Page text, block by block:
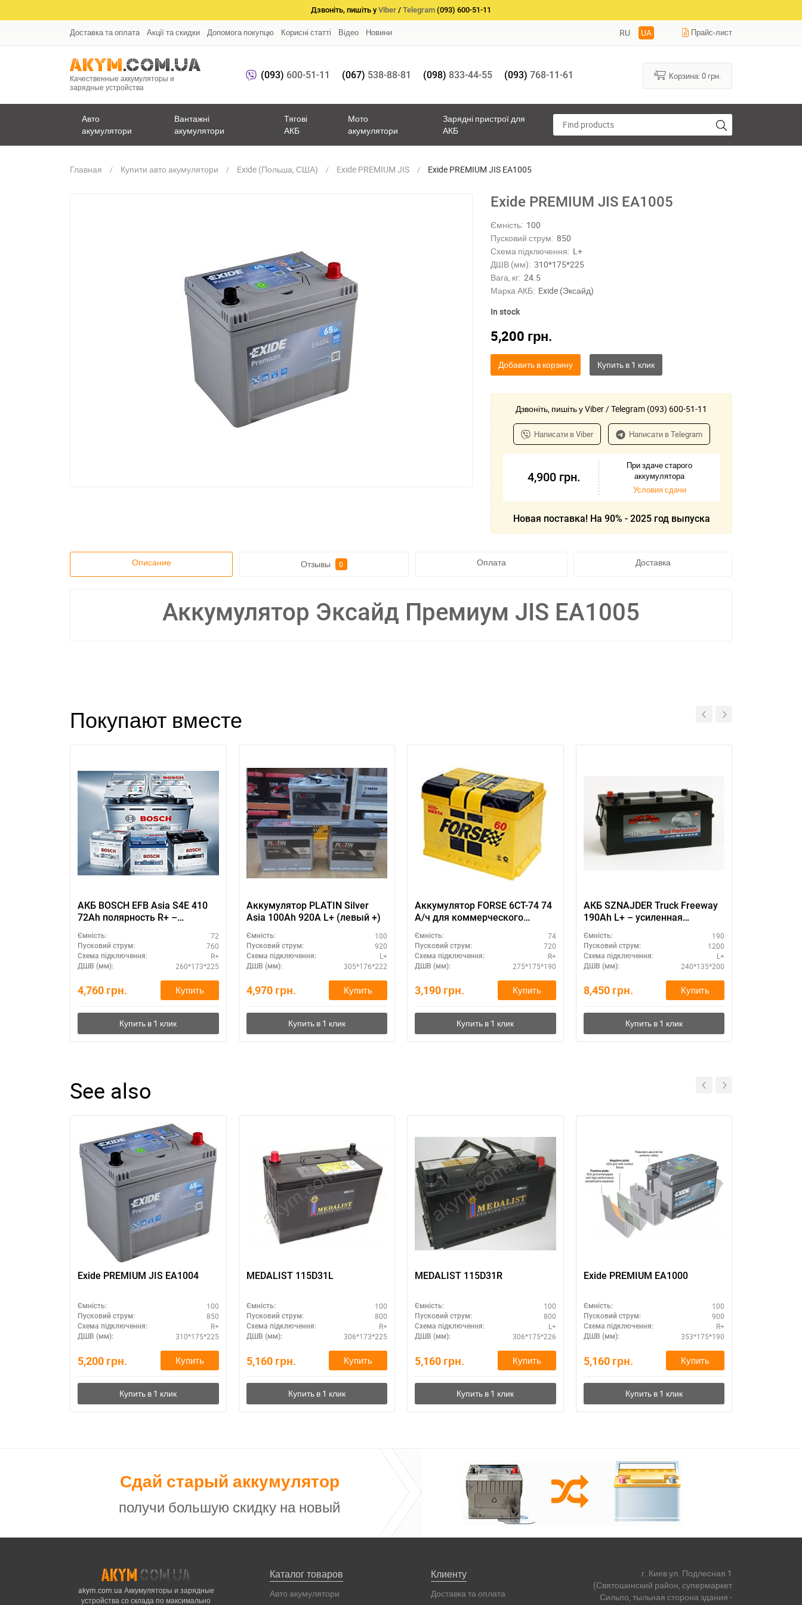
Дзвоніть, пишіть у Viber / Telegram (093) 600-51-11
Доставка та оплата Акції та скидки Допомога покупцю Корисні статті Відео Новини RU UA Прайс-лист
Качественные аккумуляторы и
зарядные устройства
(093) 600-51-11 (067) 538-88-81 (098) 833-44-55 (093) 768-11-61 Корзина:0 грн.
Авто
акумулятори
Вантажні
акумулятори
Тягові
АКБ
Мото
акумулятори
Зарядні пристрої для
АКБ
Главная Купити авто акумулятори Exide (Польша, США) Exide PREMIUM JIS Exide PREMIUM JIS EA1005
Exide PREMIUM JIS EA1005
Ємність: 100
Пусковий струм: 850
Схема підключення: L+
ДШВ (мм): 310*175*225
Вага, кг: 24.5
Марка АКБ: Exide (Эксайд)
In stock
5,200 грн.
Добавить в корзину
Дзвоніть, пишіть у Viber / Telegram (093) 600-51-11
Написати в Viber Написати в Telegram
4,900 грн.
При здаче старого
аккумулятора
Условия сдачи
Новая поставка! На 90% - 2025 год выпуска
Описание Отзывы 0 Оплата Доставка
Аккумулятор Эксайд Премиум JIS EA1005
Покупают вместе
АКБ BOSCH EFB Asia S4E 410
72Ah полярность R+ –
Ємність: 72
Пусковий струм: 760
Схема підключення: R+
ДШВ (мм): 260*173*225
4,760 грн. Купить
Аккумулятор PLATIN Silver
Asia 100Ah 920A L+ (левый +)
Ємність: 100
Пусковий струм: 920
Схема підключення: L+
ДШВ (мм): 305*176*222
4,970 грн. Купить
Аккумулятор FORSE 6СТ-74 74
А/ч для коммерческого
Ємність: 74
Пусковий струм: 720
Схема підключення: R+
ДШВ (мм): 275*175*190
3,190 грн. Купить
АКБ SZNAJDER Truck Freeway
190Ah L+ – усиленная
Ємність: 190
Пусковий струм: 1200
Схема підключення: L+
ДШВ (мм): 240*135*200
8,450 грн. Купить
See also
Exide PREMIUM JIS EA1004
Ємність: 100
Пусковий струм: 850
Схема підключення: R+
ДШВ (мм): 310*175*225
5,200 грн. Купить
MEDALIST 115D31L
Ємність: 100
Пусковий струм: 800
Схема підключення: R+
ДШВ (мм): 306*173*225
5,160 грн. Купить
MEDALIST 115D31R
Ємність: 100
Пусковий струм: 800
Схема підключення: L+
ДШВ (мм): 306*175*226
5,160 грн. Купить
Exide PREMIUM EA1000
Ємність: 100
Пусковий струм: 900
Схема підключення: R+
ДШВ (мм): 353*175*190
5,160 грн. Купить
Сдай старый аккумулятор
получи большую скидку на новый
akym.com.ua Аккумуляторы и зарядные
устройства со склада по максимально
Каталог товаров
Авто акумулятори
Клиенту
Доставка та оплата
г. Киев ул. Подлесная 1
(Святошинский район, супермаркет
Сильпо, тыльная сторона здания -
За відсутності звязку - дзвоніть, пишіть у Viber / Telegram (093) 600-51-11
Написати в Viber Написати в Telegram